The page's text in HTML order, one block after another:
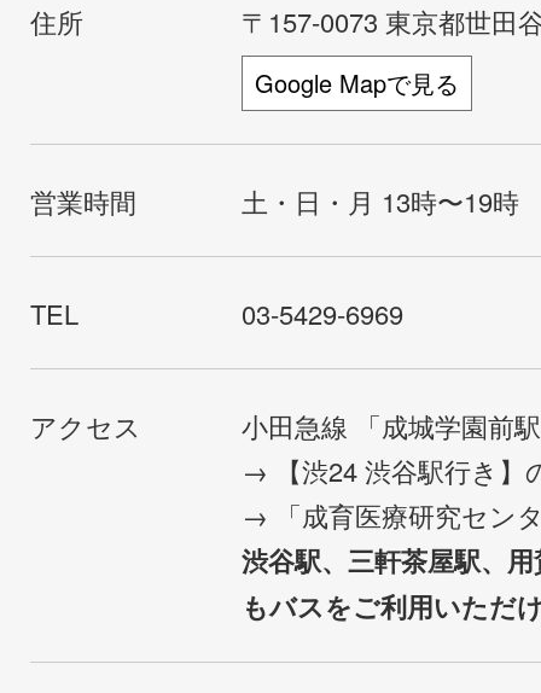
住所 〒157-0073 東京都世田
Google Mapで見る
営業時間 土・日・月 13時〜19時
TEL 03-5429-6969
アクセス
小田急線 「成城学園前
→ 【渋24 渋谷駅行き】
→ 「成育医療研究セン
渋谷駅、三軒茶屋駅、
もバスをご利用いただ